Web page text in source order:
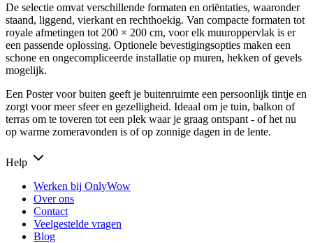
De selectie omvat verschillende formaten en oriëntaties, waaronder
staand, liggend, vierkant en rechthoekig. Van compacte formaten tot
royale afmetingen tot 200 × 200 cm, voor elk muuroppervlak is er
een passende oplossing. Optionele bevestigingsopties maken een
schone en ongecompliceerde installatie op muren, hekken of gevels
mogelijk.
Een Poster voor buiten geeft je buitenruimte een persoonlijk tintje en
zorgt voor meer sfeer en gezelligheid. Ideaal om je tuin, balkon of
terras om te toveren tot een plek waar je graag ontspant - of het nu
op warme zomeravonden is of op zonnige dagen in de lente.
Help
Werken bij OnlyWow
Over ons
Contact
Veelgestelde vragen
Blog